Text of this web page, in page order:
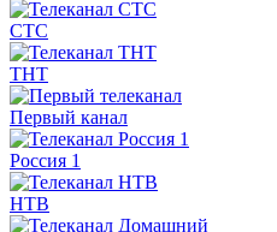
СТС
ТНТ
Первый канал
Россия 1
НТВ